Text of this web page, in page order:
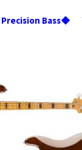
Precision Bass◆